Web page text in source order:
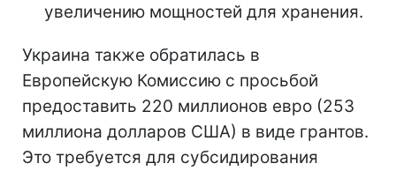
увеличению мощностей для хранения.
Украина также обратилась в
Европейскую Комиссию с просьбой
предоставить 220 миллионов евро (253
миллиона долларов США) в виде грантов.
Это требуется для субсидирования